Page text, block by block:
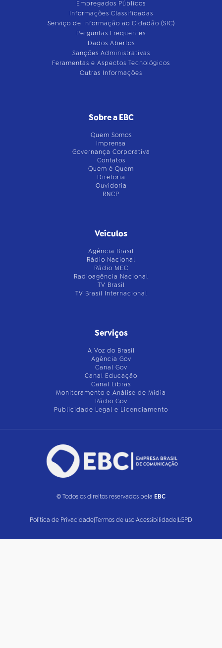
Empregados Públicos
Informações Classificadas
Serviço de Informação ao Cidadão (SIC)
Perguntas Frequentes
Dados Abertos
Sanções Administrativas
Feramentas e Aspectos Tecnológicos
Outras Informações
Sobre a EBC
Quem Somos
Imprensa
Governança Corporativa
Contatos
Quem é Quem
Diretoria
Ouvidoria
RNCP
Veículos
Agência Brasil
Rádio Nacional
Rádio MEC
Radioagência Nacional
TV Brasil
TV Brasil Internacional
Serviços
A Voz do Brasil
Agência Gov
Canal Gov
Canal Educação
Canal Libras
Monitoramento e Análise de Mídia
Rádio Gov
Publicidade Legal e Licenciamento
© Todos os direitos reservados pela EBC
Política de Privacidade|Termos de uso|Acessibilidade|LGPD